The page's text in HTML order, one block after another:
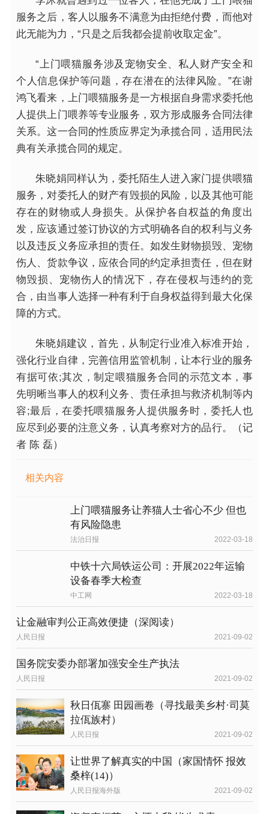
服务之后，客人以服务不满意为由拒绝付费，而他对
此无能为力，“只是之后我都会提前收取定金”。
“上门喂猫服务涉及宠物安全、私人财产安全和
个人信息保护等问题，存在潜在的法律风险。”在谢
鸿飞看来，上门喂猫服务是一方根据自身需求委托他
人提供上门喂养等专业服务，双方形成服务合同法律
关系。这一合同的性质应界定为承揽合同，适用民法
典有关承揽合同的规定。
朱晓娟同样认为，委托陌生人进入家门提供喂猫
服务，对委托人的财产有毁损的风险，以及其他可能
存在的财物或人身损失。从保护各自权益的角度出
发，应该通过签订协议的方式明确各自的权利与义务
以及违反义务应承担的责任。如发生财物损毁、宠物
伤人、货款争议，应依合同的约定承担责任，但在财
物毁损、宠物伤人的情况下，存在侵权与违约的竞
合，由当事人选择一种有利于自身权益得到最大化保
障的方式。
朱晓娟建议，首先，从制定行业准入标准开始，
强化行业自律，完善信用监管机制，让本行业的服务
有据可依;其次，制定喂猫服务合同的示范文本，事
先明晰当事人的权利义务、责任承担与救济机制等内
容;最后，在委托喂猫服务人提供服务时，委托人也
应尽到必要的注意义务，认真考察对方的品行。（记
者 陈 磊）
相关内容
上门喂猫服务让养猫人士省心不少 但也
有风险隐患
法治日报 2022-03-18
中铁十六局铁运公司：开展2022年运输
设备春季大检查
中工网 2022-03-18
让金融审判公正高效便捷（深阅读）
人民日报 2021-09-02
国务院安委办部署加强安全生产执法
人民日报 2021-09-02
秋日佤寨 田园画卷（寻找最美乡村·司莫
拉佤族村）
人民日报 2021-09-02
让世界了解真实的中国（家国情怀 报效
桑梓(14)）
人民日报海外版 2021-09-02